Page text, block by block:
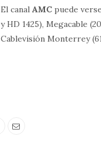
El canalAMC puede
y HD 1425), Megacable
Cablevisión Monterrey